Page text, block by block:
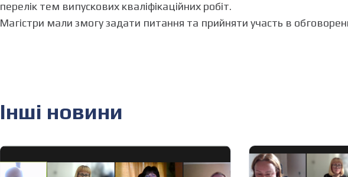
перелік тем випускових кваліфікаційних робіт.
Магістри мали змогу задати питання та прийняти участь в
Інші новини